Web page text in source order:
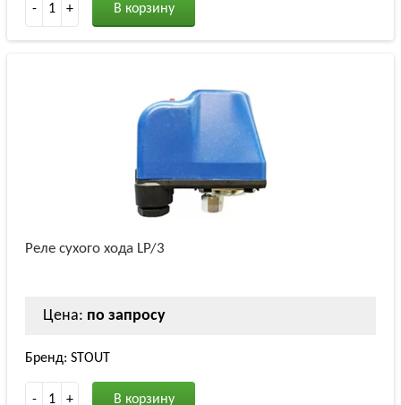
- 1 + В корзину
Реле сухого хода LP/3
Цена: по запросу
Бренд: STOUT
- 1 + В корзину